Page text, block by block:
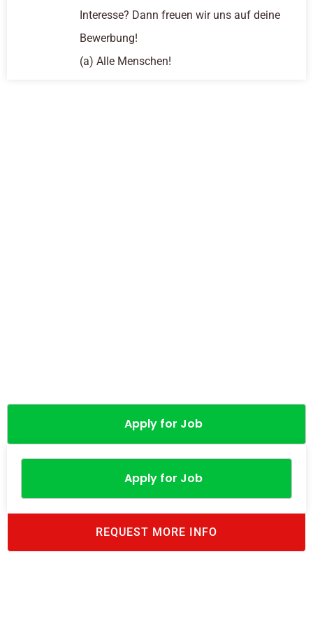
Interesse? Dann freuen wir uns auf deine
Bewerbung!
(a) Alle Menschen!
Apply for Job
Apply for Job
REQUEST MORE INFO